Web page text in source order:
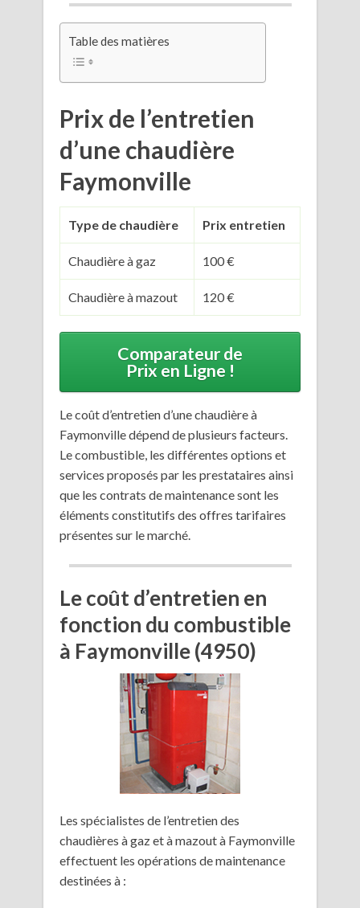
Table des matières
Prix de l’entretien
d’une chaudière
Faymonville
Type de chaudière Prix entretien
Chaudière à gaz 100 €
Chaudière à mazout 120 €
Comparateur de
Prix en Ligne !
Le coût d’entretien d’une chaudière à
Faymonville dépend de plusieurs facteurs.
Le combustible, les différentes options et
services proposés par les prestataires ainsi
que les contrats de maintenance sont les
éléments constitutifs des offres tarifaires
présentes sur le marché.
Le coût d’entretien en
fonction du combustible
à Faymonville (4950)
Les spécialistes de l’entretien des
chaudières à gaz et à mazout à Faymonville
effectuent les opérations de maintenance
destinées à :